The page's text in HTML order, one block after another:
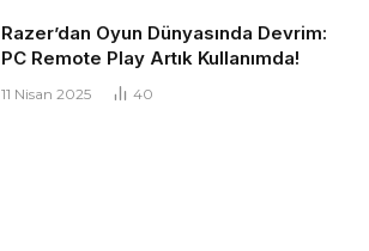
Razer’dan Oyun Dünyasında Devrim:
PC Remote Play Artık Kullanımda!
11 Nisan 2025 40